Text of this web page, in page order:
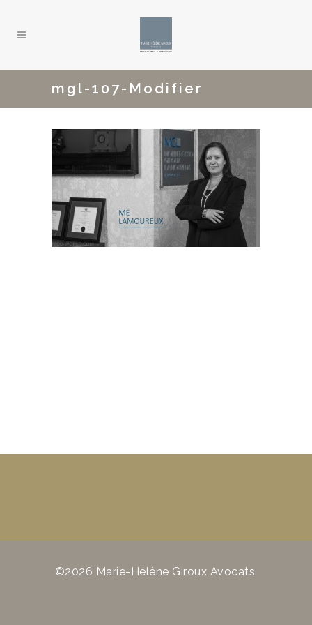
mgl-107-Modifier
©2026 Marie-Hélène Giroux Avocats.